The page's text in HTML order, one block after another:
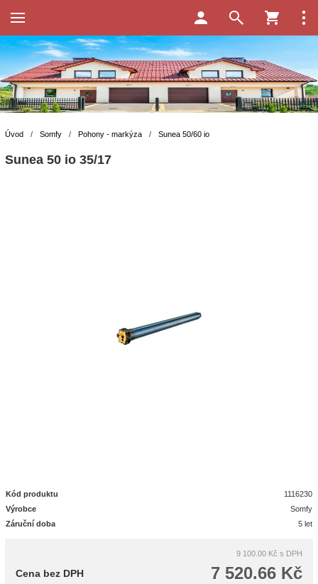
Úvod / Somfy / Pohony - markýza / Sunea 50/60 io
Sunea 50 io 35/17
Kód produktu
1116230
Výrobce
Somfy
Záruční doba
5 let
9 100.00 Kč s DPH
7 520.66 Kč
Cena bez DPH